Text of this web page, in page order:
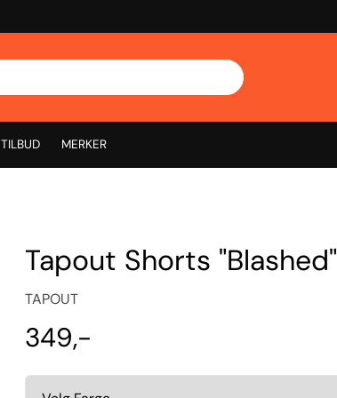
TILBUD MERKER
Tapout Shorts "Blashed"
TAPOUT
349,-